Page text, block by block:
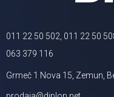
011 22 50 502, 011 22 50
063 379 116
Grmeč 1 Nova 15, Zemun,